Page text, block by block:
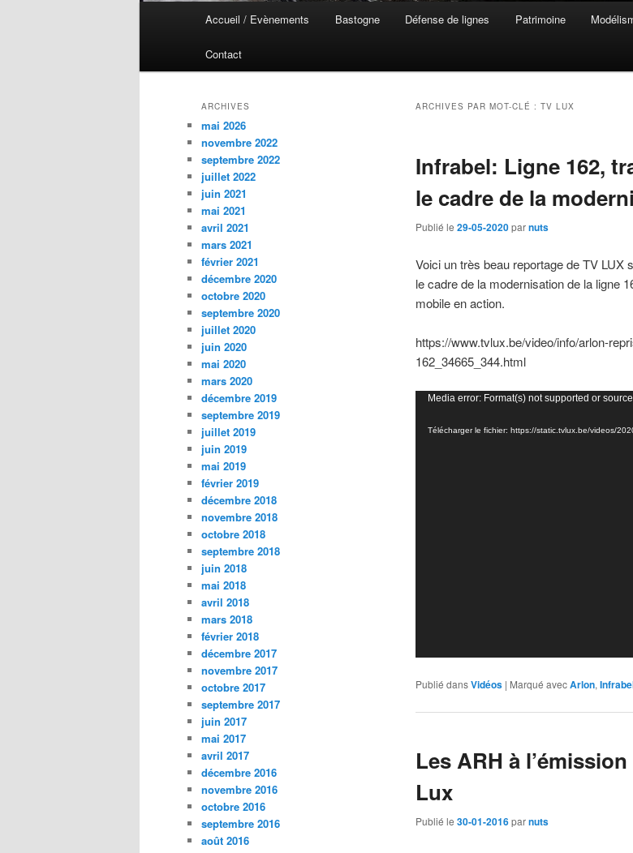
Aller
au
contenu
principal
Aller
au
contenu
secondaire
Accueil / Evènements Bastogne Défense de lignes Patrimoine
Contact
ARCHIVES PAR MOT-CLÉ : TV LUX
Infrabel: Ligne 162,
le cadre de la
Publié le 29-05-2020parnuts
Voici un très beau reportage de TV LUX
le cadre de la modernisation de la ligne
mobile en action.
https://www.tvlux.be/video/info/arlon-
162_34665_344.html
Lecteur
Media error: Format(s) not supported or
Télécharger le fichier: https://static.tvlux.be/videos/
Publié dansVidéos | Marqué avecArlon,
Les ARH à
Lux
Publié le 30-01-2016parnuts
ARCHIVES
mai 2026
novembre 2022
septembre 2022
juillet 2022
juin 2021
mai 2021
avril 2021
mars 2021
février 2021
décembre 2020
octobre 2020
septembre 2020
juillet 2020
juin 2020
mai 2020
mars 2020
décembre 2019
septembre 2019
juillet 2019
juin 2019
mai 2019
février 2019
décembre 2018
novembre 2018
octobre 2018
septembre 2018
juin 2018
mai 2018
avril 2018
mars 2018
février 2018
décembre 2017
novembre 2017
octobre 2017
septembre 2017
juin 2017
mai 2017
avril 2017
décembre 2016
novembre 2016
octobre 2016
septembre 2016
août 2016